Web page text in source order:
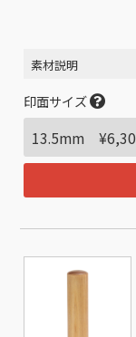
素材説明
印面サイズ